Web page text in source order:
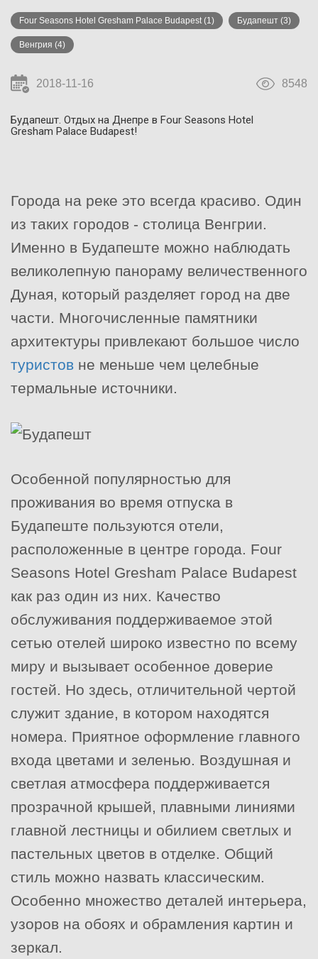
Four Seasons Hotel Gresham Palace Budapest(1) Будапешт (3)
Венгрия (4)
2018-11-16 8548
Будапешт. Отдых на Днепре в Four Seasons Hotel
Gresham Palace Budapest!
Города на реке это всегда красиво. Один
из таких городов - столица Венгрии.
Именно в Будапеште можно наблюдать
великолепную панораму величественного
Дуная, который разделяет город на две
части. Многочисленные памятники
архитектуры привлекают большое число
туристов не меньше чем целебные
термальные источники.
Особенной популярностью для
проживания во время отпуска в
Будапеште пользуются отели,
расположенные в центре города. Four
Seasons Hotel Gresham Palace Budapest
как раз один из них. Качество
обслуживания поддерживаемое этой
сетью отелей широко известно по всему
миру и вызывает особенное доверие
гостей. Но здесь, отличительной чертой
служит здание, в котором находятся
номера. Приятное оформление главного
входа цветами и зеленью. Воздушная и
светлая атмосфера поддерживается
прозрачной крышей, плавными линиями
главной лестницы и обилием светлых и
пастельных цветов в отделке. Общий
стиль можно назвать классическим.
Особенно множество деталей интерьера,
узоров на обоях и обрамления картин и
зеркал.